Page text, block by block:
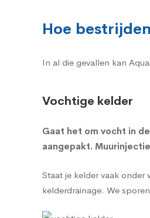
Hoe
In al die gevallen kan
Vochtige kelder
Gaat het om vocht in
aangepakt.
Staat je kelder vaak
kelderdrainage. We